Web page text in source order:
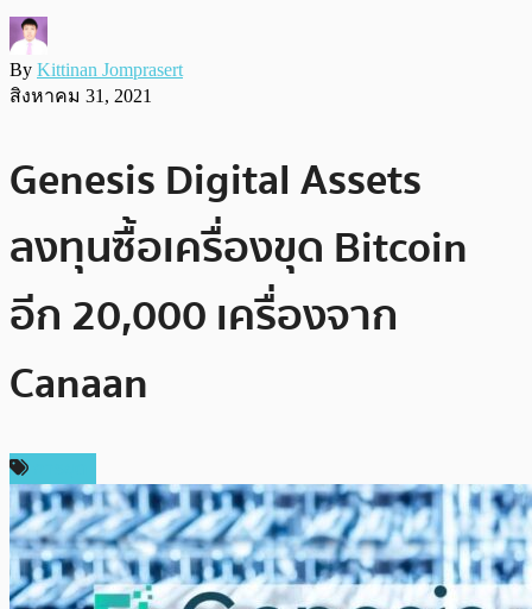
By Kittinan Jomprasert
สิงหาคม 31, 2021
Genesis Digital Assets
ลงทุนซื้อเครื่องขุด Bitcoin
อีก 20,000 เครื่องจาก
Canaan